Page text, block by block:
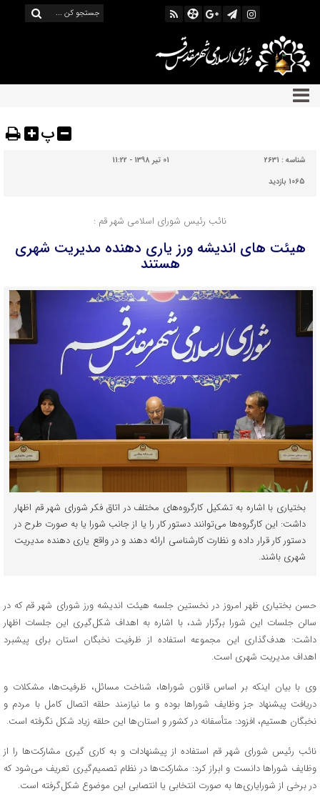
پ
شناسه : 2631
01 تیر 1398 - 11:22
1065 بازدید
نائب رئیس شورای اسلامی شهر قم :
هیئت های اندیشه ورز یاری دهنده مدیریت شهری
هستند
بختیاری با اشاره به تشکیل کارگروه‌های مختلف در اتاق فکر شورای شهر قم اظهار
داشت: این کارگروه‌ها می‌توانند دستور کار را یا از جانب شورا یا به صورت طرح‌ در
دستور کار قرار داده و نظارت کارشناسی ارائه دهند و در واقع یاری دهنده مدیریت
شهری باشند.
حسن بختیاری ظهر امروز در نخستین جلسه هیئت اندیشه ورز شورای شهر قم که در
سالن جلسات این شورا برگزار شد، با اشاره به اهداف شکل‌گیری این جلسات اظهار
داشت: هدف‌گذاری این مجموعه استفاده از ظرفیت نخبگان استان برای پیشبرد
اهداف مدیریت شهری است.
وی با بیان اینکه بر اساس قانون شوراها، شناخت مسائل، ظرفیت‌ها، مشکلات و
دریافت پیشنهاد جز وظایف شوراها بوده و ما نیازمند حلقه اتصال کامل با مردم و
نخبگان هستیم، افزود: متأسفانه در کشور و استان‌ها این حلقه زیاد شکل نگرفته است.
نائب رئیس شورای شهر قم استفاده از پیشنهادات و به کاری گیری مشارکت‌ها را از
وظایف شوراها دانست و ابراز کرد: مشارکت‌ها در نظام تصمیم‌گیری تعریف می‌شود که
در برخی از شورایاری‌ها به صورت انتخابی یا انتصابی این موضوع شکل‌گرفته است.